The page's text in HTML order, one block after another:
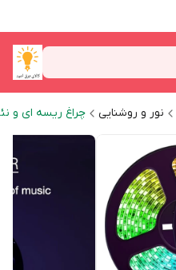
نور و روشنایی چراغ ریسه ای و